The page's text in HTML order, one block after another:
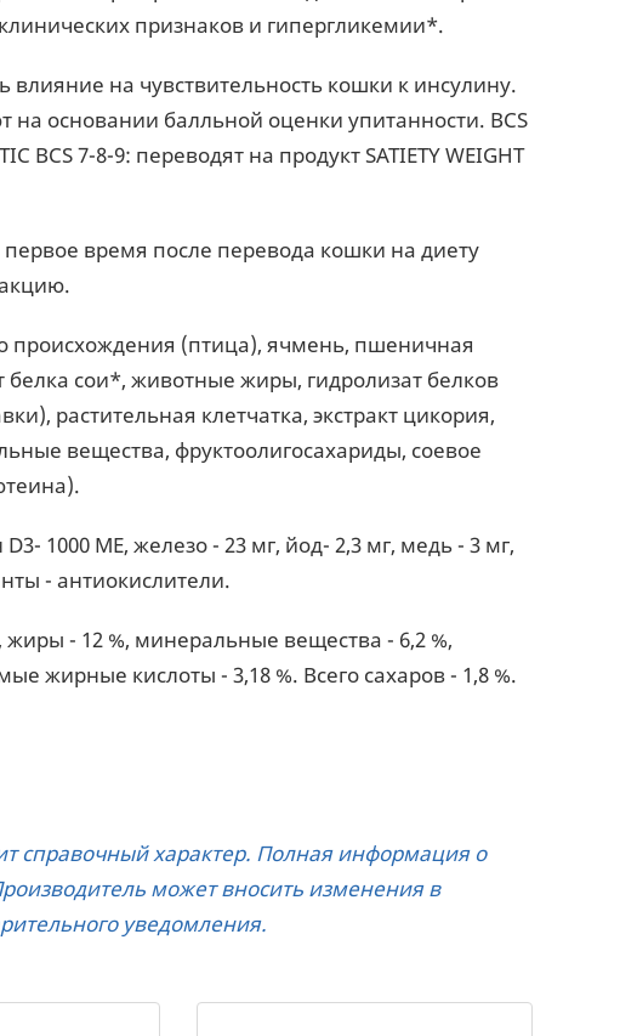
признаков и гипергликемии*.
на чувствительность кошки к инсулину.
основании балльной оценки упитанности. BCS
7-8-9: переводят на продукт SATIETY WEIGHT
время после перевода кошки на диету
происхождения (птица), ячмень, пшеничная
белка сои*, животные жиры, гидролизат белков
растительная клетчатка, экстракт цикория,
вещества, фруктоолигосахариды, соевое
1000 ME, железо - 23 мг, йод- 2,3 мг, медь - 3 мг,
- антиокислители.
жиры - 12 %, минеральные вещества - 6,2 %,
жирные кислоты - 3,18 %. Всего сахаров - 1,8 %.
справочный характер. Полная информация о
может вносить изменения в
уведомления.